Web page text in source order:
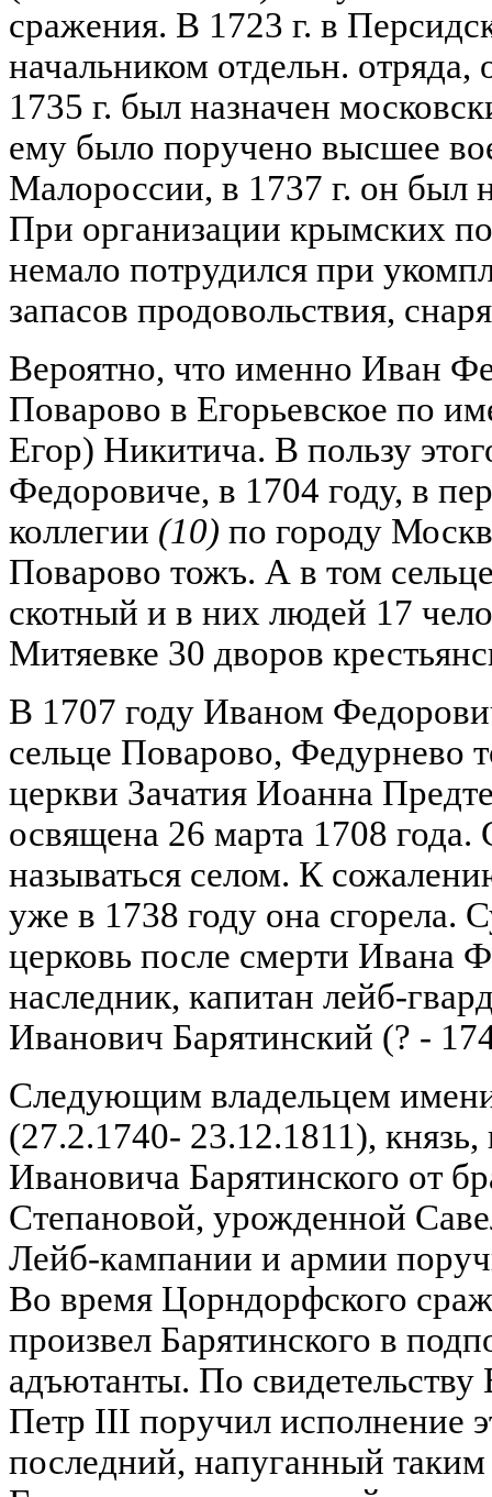
сражения. В 1723 г. в
начальником отдельн.
1735 г. был назначен
ему было поручено высшее
Малороссии, в 1737 г. он был
При организации крымских
немало потрудился при
запасов продовольствия,
Вероятно, что именно Иван
Поварово в Егорьевское по
Егор) Никитича. В пользу
Федоровиче, в 1704 году, в
коллегии (10) по городу
Поварово тожъ. А в том
скотный и в них людей 17
Митяевке 30 дворов
В 1707 году Иваном
сельце Поварово, Федурнево
церкви Зачатия Иоанна
освящена 26 марта 1708
называться селом. К
уже в 1738 году она сгорела.
церковь после смерти Ивана
наследник, капитан лейб-
Иванович Барятинский (? -
Следующим владельцем
(27.2.1740- 23.12.1811),
Ивановича Барятинского от
Степановой, урожденной
Лейб-кампании и армии
Во время Цорндорфского
произвел Барятинского в
адъютанты. По свидетельству
Петр III поручил исполнение
последний, напуганный